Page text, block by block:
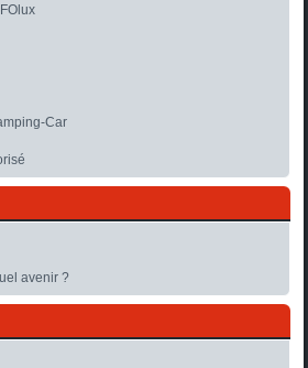
Car
avenir ?